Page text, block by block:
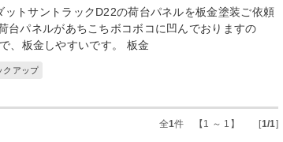
ットサントラックD22の荷台パネルを板金塗装ご依頼
台パネルがあちこちボコボコに凹んでおりますの
、板金しやすいです。 板金
クアップ
全1件 【1 ～ 1】 [1/1]